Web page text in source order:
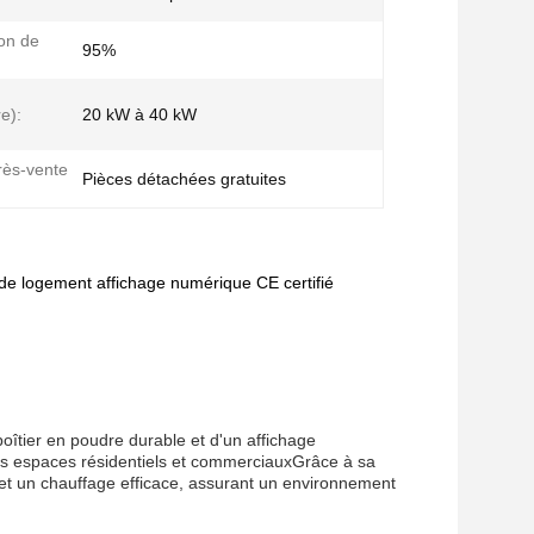
de 95%
20 kW à 40 kW
vente Pièces détachées gratuites
logement affichage numérique CE certifié
en poudre durable et d'un affichage
espaces résidentiels et commerciauxGrâce à sa
un chauffage efficace, assurant un environnement